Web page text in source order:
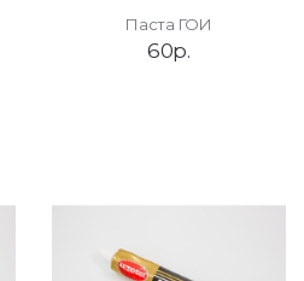
Паста ГОИ
60р.